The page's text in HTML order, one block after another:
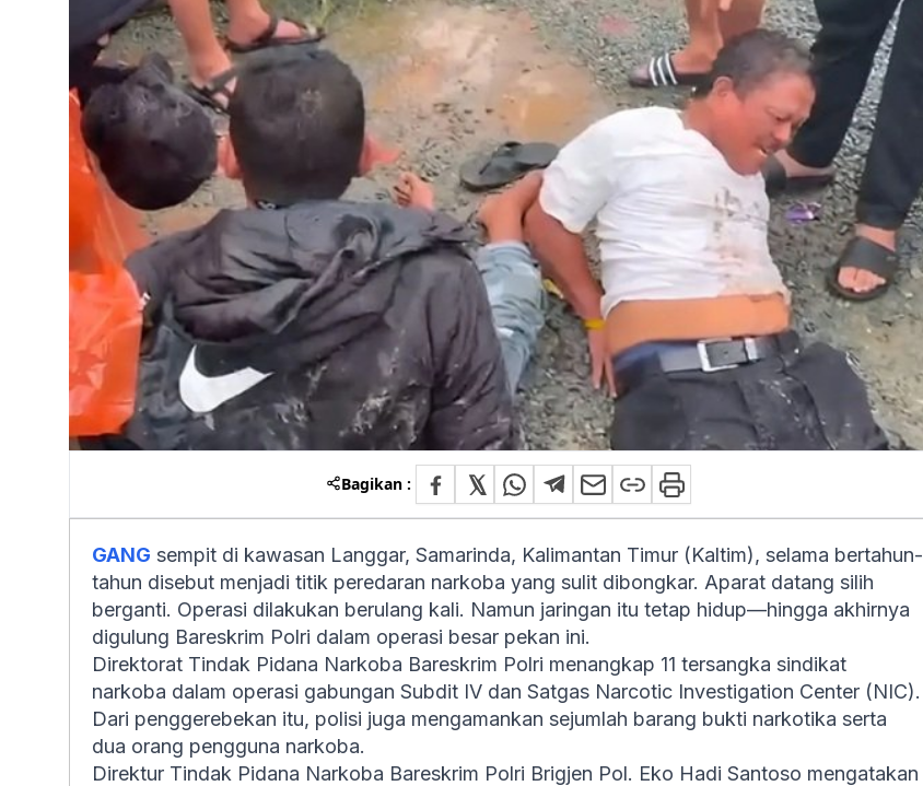
Bagikan :
GANG sempit di kawasan Langgar, Samarinda, Kalimantan Timur (Kaltim), selama bertahun-
tahun disebut menjadi titik peredaran narkoba yang sulit dibongkar. Aparat datang silih
berganti. Operasi dilakukan berulang kali. Namun jaringan itu tetap hidup—hingga akhirnya
digulung Bareskrim Polri dalam operasi besar pekan ini.
Direktorat Tindak Pidana Narkoba Bareskrim Polri menangkap 11 tersangka sindikat
narkoba dalam operasi gabungan Subdit IV dan Satgas Narcotic Investigation Center (NIC).
Dari penggerebekan itu, polisi juga mengamankan sejumlah barang bukti narkotika serta
dua orang pengguna narkoba.
Direktur Tindak Pidana Narkoba Bareskrim Polri Brigjen Pol. Eko Hadi Santoso mengatakan